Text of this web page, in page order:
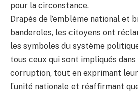
pour la circonstance.
Drapés de l’emblème national et
banderoles, les citoyens ont
les symboles du système
tous ceux qui sont impliqués
corruption, tout en exprimant
l’unité nationale et réaffirmant